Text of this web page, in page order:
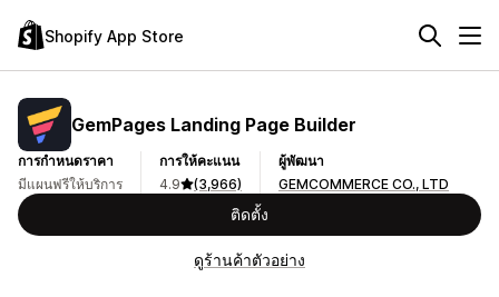
Shopify App Store
GemPages Landing Page Builder
การกำหนดราคา
มีแผนฟรีให้บริการ
การให้คะแนน
4.9
(3,966)
ผู้พัฒนา
GEMCOMMERCE CO., LTD
ติดตั้ง
ดูร้านค้าตัวอย่าง